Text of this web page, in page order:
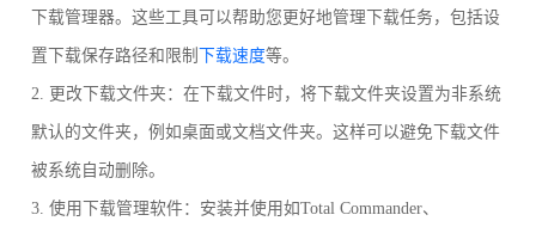
下载管理器。这些工具可以帮助您更好地管理下载任务，包括设
置下载保存路径和限制 下载速度等。
2. 更改下载文件夹：在下载文件时，将下载文件夹设置为非系统
默认的文件夹，例如桌面或文档文件夹。这样可以避免下载文件
被系统自动删除。
3. 使用下载管理软件：安装并使用如Total Commander、